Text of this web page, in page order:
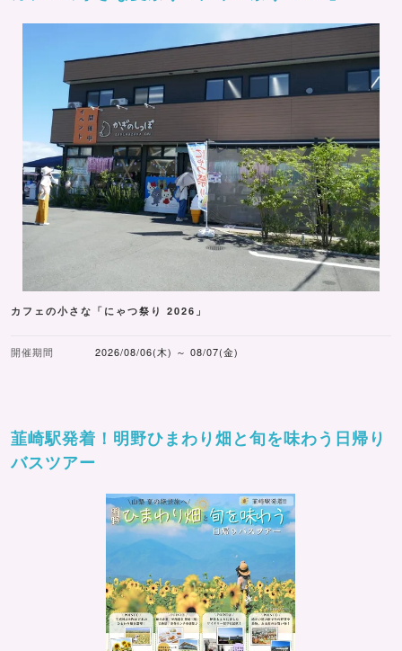
カフェの小さな「にゃつ祭り 2026」
開催期間 2026/08/06(木) ～ 08/07(金)
韮崎駅発着！明野ひまわり畑と旬を味わう日帰り
バスツアー